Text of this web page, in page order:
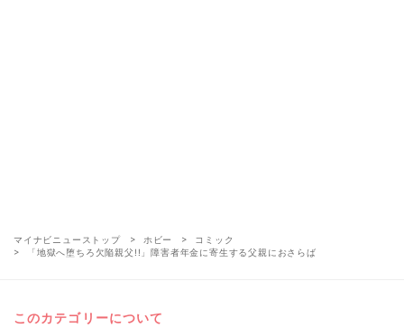
マイナビニューストップ ホビー
コミック
「地獄へ堕ちろ欠陥親父!!」障害者年金に寄生する父親におさらば
このカテゴリーについて